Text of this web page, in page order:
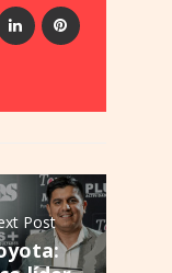
Post